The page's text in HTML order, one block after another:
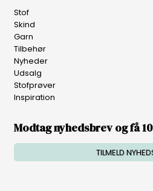
Stof
Skind
Garn
Tilbehør
Nyheder
Udsalg
Stofprøver
Inspiration
Modtag nyhedsbrev og få
TILMELD